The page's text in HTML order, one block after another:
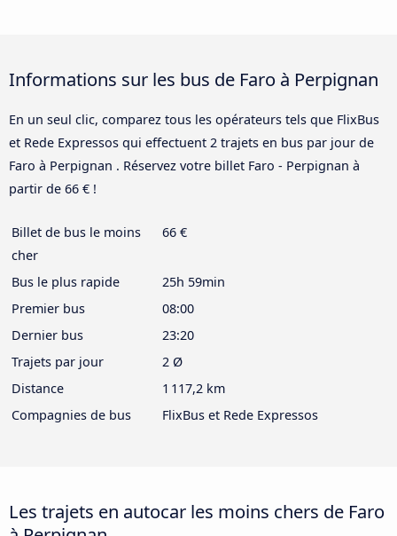
Informations sur les bus de Faro à Perpignan
En un seul clic, comparez tous les opérateurs tels que FlixBus
et Rede Expressos qui effectuent 2 trajets en bus par jour de
Faro à Perpignan . Réservez votre billet Faro - Perpignan à
partir de 66 € !
Billet de bus le moins
cher
66 €
Bus le plus rapide
25h 59min
Premier bus
08:00
Dernier bus
23:20
Trajets par jour
2 Ø
Distance
1 117,2 km
Compagnies de bus
FlixBus et Rede Expressos
Les trajets en autocar les moins chers de Faro